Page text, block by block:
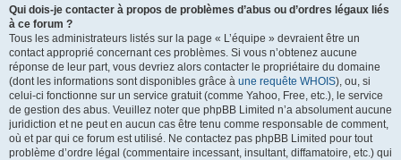
Qui dois-je contacter à propos de problèmes d’abus ou d’ordres légaux liés
à ce forum ?
Tous les administrateurs listés sur la page « L’équipe » devraient être un
contact approprié concernant ces problèmes. Si vous n’obtenez aucune
réponse de leur part, vous devriez alors contacter le propriétaire du domaine
(dont les informations sont disponibles grâce à une requête WHOIS), ou, si
celui-ci fonctionne sur un service gratuit (comme Yahoo, Free, etc.), le service
de gestion des abus. Veuillez noter que phpBB Limited n’a absolument aucune
juridiction et ne peut en aucun cas être tenu comme responsable de comment,
où et par qui ce forum est utilisé. Ne contactez pas phpBB Limited pour tout
problème d’ordre légal (commentaire incessant, insultant, diffamatoire, etc.) qui